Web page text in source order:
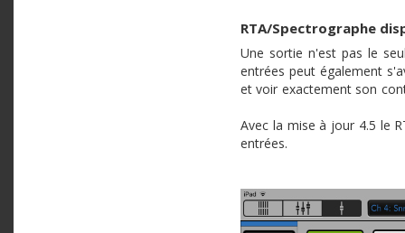
RTA/Spectrographe
Une sortie n'est pas le
entrées peut également
et voir exactement son
Avec la mise à jour 4.5 le
entrées.